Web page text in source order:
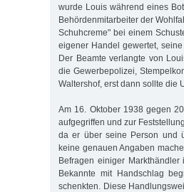
wurde Louis während eines
Behördenmitarbeiter der
Schuhcreme" bei einem
eigener Handel gewertet,
Der Beamte verlangte von
die Gewerbepolizei,
Waltershof, erst dann sollte die
Am 16. Oktober 1938 gegen
aufgegriffen und zur
da er über seine Person und
keine genauen Angaben
Befragen einiger
Bekannte mit Handschlag
schenkten. Diese